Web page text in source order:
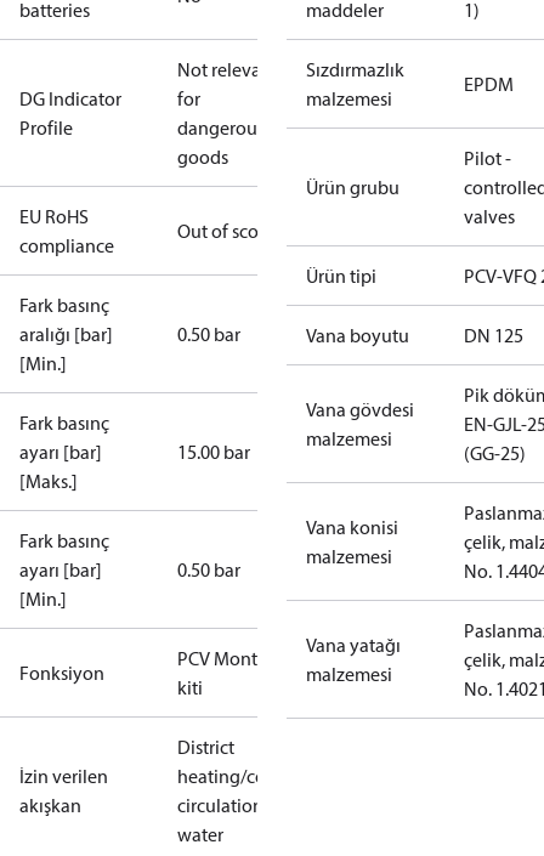
batteries
DG Indicator
Profile
Not relevant
for
dangerous
goods
EU RoHS
compliance
Out of scope
Fark basınç
aralığı [bar]
[Min.]
0.50 bar
Fark basınç
ayarı [bar]
[Maks.]
15.00 bar
Fark basınç
ayarı [bar]
[Min.]
0.50 bar
Fonksiyon
PCV Montaj
kiti
İzin verilen
akışkan
District
heating/cooling
circulation
water
maddeler 1)
Sızdırmazlık
malzemesi
EPDM
Ürün grubu
Pilot -
valves
Ürün tipi PCV-VFQ
Vana boyutu DN 125
Vana gövdesi
malzemesi
Pik
EN-GJL-
(GG-25)
Vana konisi
malzemesi
çelik,
No.
Vana yatağı
malzemesi
çelik,
No.